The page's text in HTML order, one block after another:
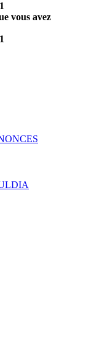
1
vous avez
1